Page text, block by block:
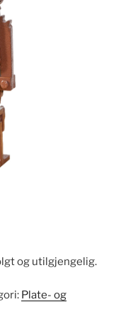
og utilgjengelig.
Plate- og